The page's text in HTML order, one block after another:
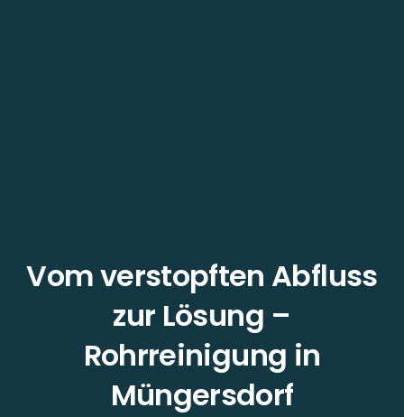
Vom verstopften Abfluss
zur Lösung –
Rohrreinigung in
Müngersdorf